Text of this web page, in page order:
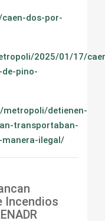
dos-por-
2025/01/17/
pino-
metropoli/detienen-
transportaban-
ilegal/
Incendios